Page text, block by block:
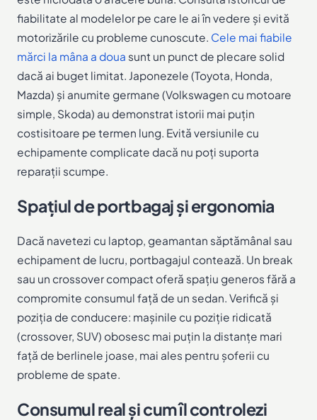
fiabilitate al modelelor pe care le ai în vedere și evită
motorizările cu probleme cunoscute. Cele mai fiabile
mărci la mâna a doua sunt un punct de plecare solid
dacă ai buget limitat. Japonezele (Toyota, Honda,
Mazda) și anumite germane (Volkswagen cu motoare
simple, Skoda) au demonstrat istorii mai puțin
costisitoare pe termen lung. Evită versiunile cu
echipamente complicate dacă nu poți suporta
reparații scumpe.
Spațiul de portbagaj și ergonomia
Dacă navetezi cu laptop, geamantan săptămânal sau
echipament de lucru, portbagajul contează. Un break
sau un crossover compact oferă spațiu generos fără a
compromite consumul față de un sedan. Verifică și
poziția de conducere: mașinile cu poziție ridicată
(crossover, SUV) obosesc mai puțin la distanțe mari
față de berlinele joase, mai ales pentru șoferii cu
probleme de spate.
Consumul real și cum îl controlezi